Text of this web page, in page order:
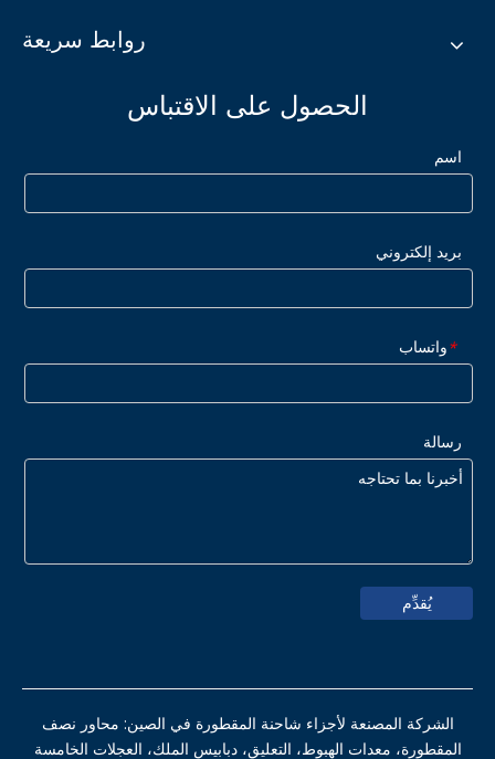
روابط سريعة
الحصول على الاقتباس
اسم
بريد إلكتروني
*واتساب
رسالة
يُقدِّم
الشركة المصنعة لأجزاء شاحنة المقطورة في الصين: محاور نصف
المقطورة، معدات الهبوط، التعليق، دبابيس الملك، العجلات الخامسة